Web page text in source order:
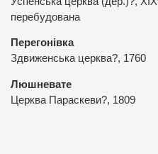
перебудована
Перегонівка
Здвиженська церква?, 1760
Люшневате
Церква Параскеви?, 1809